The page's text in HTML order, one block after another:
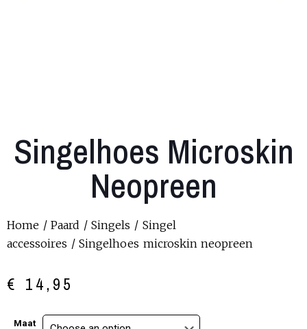
Singelhoes Microskin
Neopreen
Home /Paard /Singels / Singel
accessoires / Singelhoes microskin neopreen
€ 14,95
Maat